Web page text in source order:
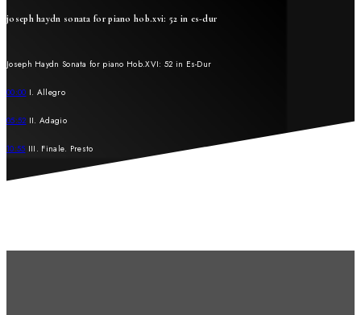
joseph haydn sonata for piano hob.xvi: 52 in es-dur
Joseph Haydn Sonata for piano Hob.XVI: 52 in Es-Dur
00:00 I. Allegro
05:52 II. Adagio
10:55 III. Finale. Presto